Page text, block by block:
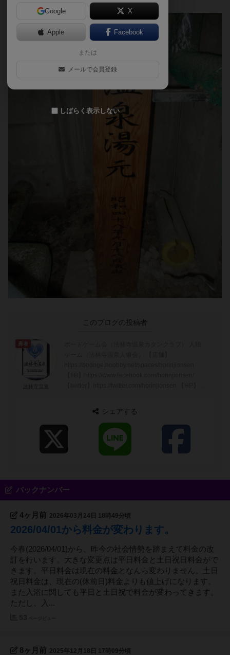
このブログの投稿者
シェアする
バックナンバー
4ヶ月前 2026年03月24日 18時49分頃
2026/04/01から料金が変わります。
今春(2026/04/01)から、昨今の社会情勢を踏まえて料金の改
訂を行います。大きな変更点は平日料金と土日祝日料金がで
きます。平日料金は現在の料金となんら変わりません。土日
祝日料金は、現在の(休前日)料金よりも値上げになります。
また入浴に関しても平日と土日祝で料金が変わってきます。
ただし、入...
8ヶ月前 2025年12月18日 17時09分頃
Google X
Apple Facebook
または
メールで会員登録
しばらく表示しない